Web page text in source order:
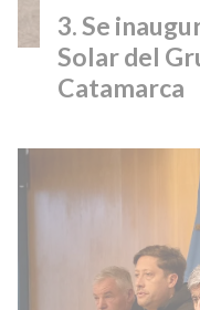
Se
Solar del
Catamarca